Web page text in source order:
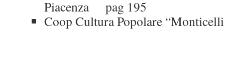
Piacenza pag 195
Coop Cultura Popolare